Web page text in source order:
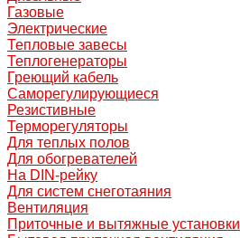
Газовые
Электрические
Тепловые завесы
Теплогенераторы
Греющий кабель
Саморегулирующиеся
Резистивные
Терморегуляторы
Для теплых полов
Для обогревателей
На DIN-рейку
Для систем снеготаяния
Вентиляция
Приточные и вытяжные установки